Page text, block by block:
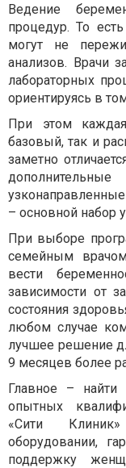
Ведение
процедур. То
могут не
анализов. Врачи
лабораторных
ориентируясь в
При этом
базовый, так и
заметно
– основной набор
При выборе
семейным
вести
зависимости от
состояния
любом случае
лучшее решение
9 месяцев более
Главное – найти
опытных
«Сити
оборудовании,
поддержку